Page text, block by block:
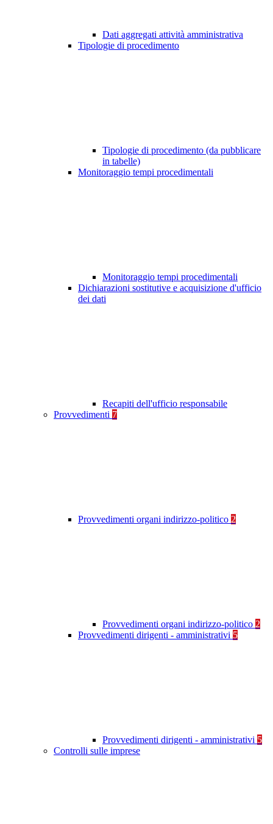
Dati aggregati attività amministrativa
Tipologie di procedimento
Tipologie di procedimento (da pubblicare
in tabelle)
Monitoraggio tempi procedimentali
Monitoraggio tempi procedimentali
Dichiarazioni sostitutive e acquisizione d'ufficio
dei dati
Recapiti dell'ufficio responsabile
Provvedimenti 7
Provvedimenti organi indirizzo-politico 2
Provvedimenti organi indirizzo-politico 2
Provvedimenti dirigenti - amministrativi 5
Provvedimenti dirigenti - amministrativi 5
Controlli sulle imprese